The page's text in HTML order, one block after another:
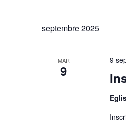
septembre 2025
MAR
9
9